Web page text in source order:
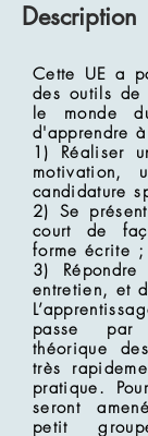
Description
Cette UE a
des outils de
le monde
d'apprendre
1) Réaliser
motivation,
candidature
2) Se
court de
forme écrite ;
3) Répondre
entretien, et
passe par
théorique
très
pratique.
seront
petit